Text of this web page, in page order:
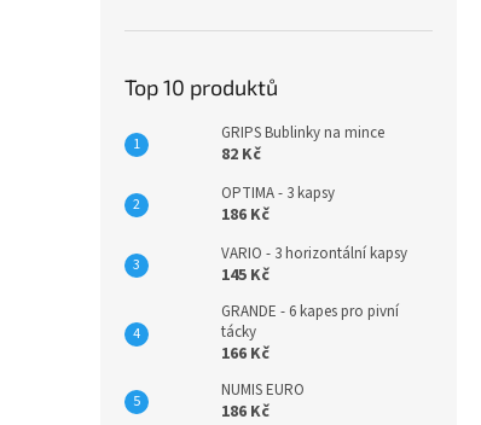
Top 10 produktů
GRIPS Bublinky na mince
82 Kč
OPTIMA - 3 kapsy
186 Kč
VARIO - 3 horizontální kapsy
145 Kč
GRANDE - 6 kapes pro pivní
tácky
166 Kč
NUMIS EURO
186 Kč